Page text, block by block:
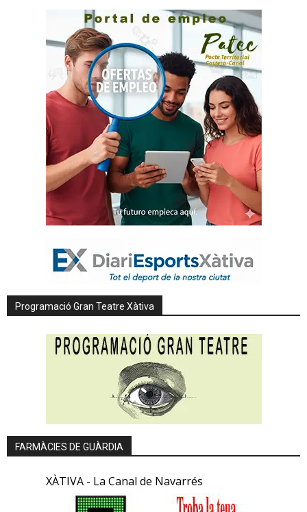
Programació Gran Teatre Xàtiva
FARMÀCIES DE GUÀRDIA
XÀTIVA - La Canal de Navarrés